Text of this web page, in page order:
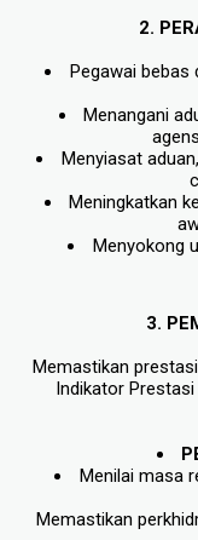
2.
Pegawai bebas
Menangani
Menyiasat
Meningkatkan
Menyokong
3.
Memastikan
Indikator
Menilai masa
Memastikan